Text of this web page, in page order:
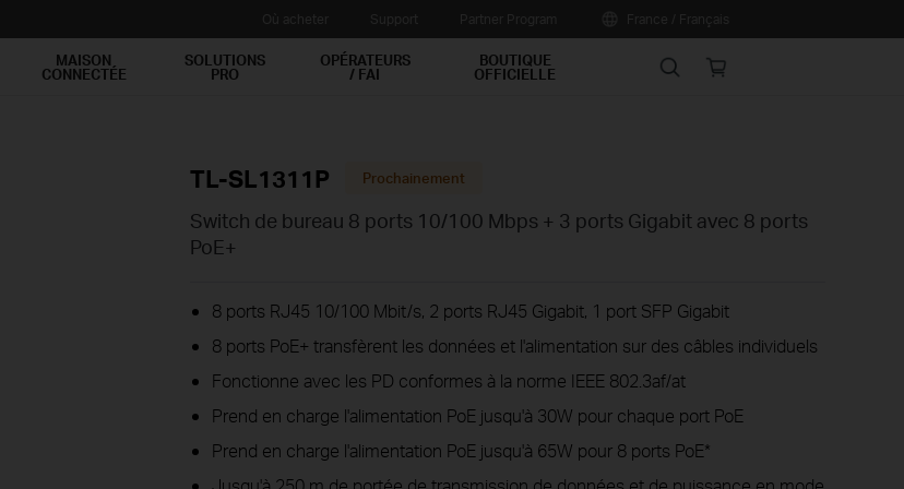
MAISON
CONNECTÉE
SOLUTIONS
PRO
OPÉRATEURS
/ FAI
BOUTIQUE
OFFICIELLE Search Online
TL-SL1311P Prochainement
Switch de bureau 8 ports 10/100 Mbps + 3 ports Gigabit avec 8 ports
PoE+
8 ports RJ45 10/100 Mbit/s, 2 ports RJ45 Gigabit, 1 port SFP Gigabit
8 ports PoE+ transfèrent les données et l'alimentation sur des câbles individuels
Fonctionne avec les PD conformes à la norme IEEE 802.3af/at
Prend en charge l'alimentation PoE jusqu'à 30W pour chaque port PoE
Prend en charge l'alimentation PoE jusqu'à 65W pour 8 ports PoE*